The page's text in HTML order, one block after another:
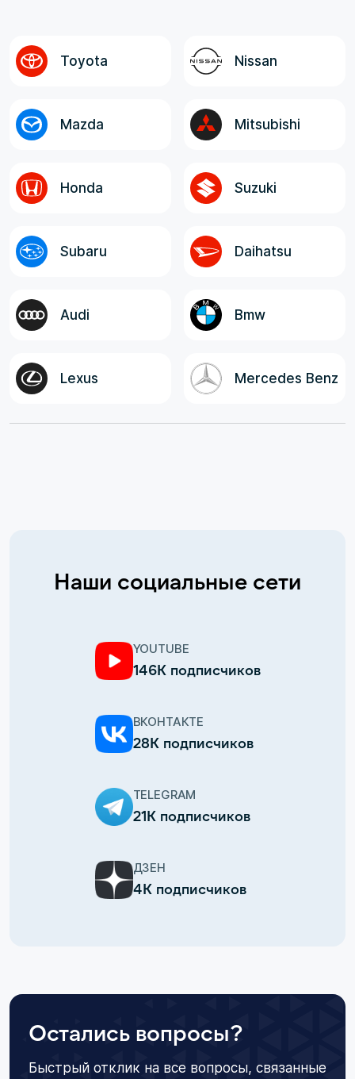
логистов и экспедитора. Все
ответственные лица, в целом, отзывчивые,
Toyota Nissan
Mazda Mitsubishi
Honda Suzuki
Subaru Daihatsu
Audi Bmw
Lexus Mercedes Benz
Наши социальные сети
YOUTUBE
146К подписчиков
ВКОНТАКТЕ
28К подписчиков
TELEGRAM
21К подписчиков
ДЗЕН
4К подписчиков
Остались вопросы?
Быстрый отклик на все вопросы, связанные